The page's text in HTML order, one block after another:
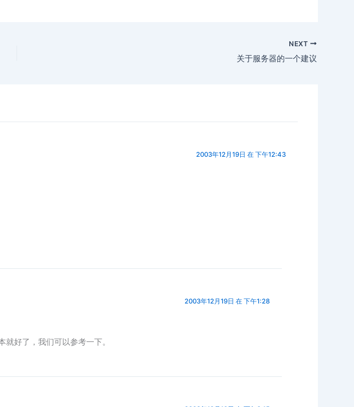
NEXT
关于服务器的一个建议
2003年12月19日 在 下午12:43
2003年12月19日 在 下午1:28
好了，我们可以参考一下。